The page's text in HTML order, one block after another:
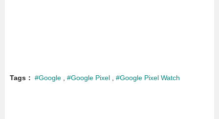
Tags #Google #Google Pixel #Google Pixel Watch